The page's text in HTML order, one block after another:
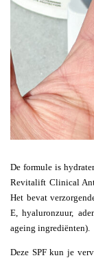
De formule is
Revitalift Clinical
Het bevat
E, hyaluronzuur,
ageing ingrediënten).
Deze SPF kun je